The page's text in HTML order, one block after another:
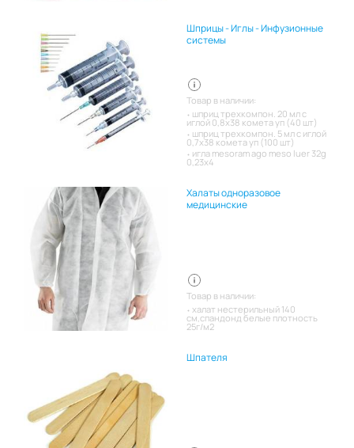
Шприцы - Иглы - Инфузионные
системы
Товар в наличии:
шприц трехкомпон. 20 мл с
иглой 0,8х38 комета уп (40 шт)
шприц трехкомпон. 5 мл с иглой
0,7х38 комета уп (100 шт)
игла mesoram ago meso luer 32g
0,23x4
Халаты одноразовое
медицинские
Товар в наличии:
халат нестерильный 140
см,спандонд белые плотность
25г/м2
Шпателя